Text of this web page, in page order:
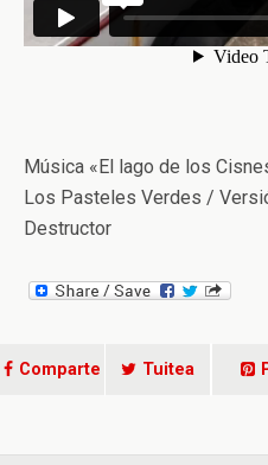
Música «El lago de los
Los Pasteles Verdes /
Destructor
Comparte Tuitea